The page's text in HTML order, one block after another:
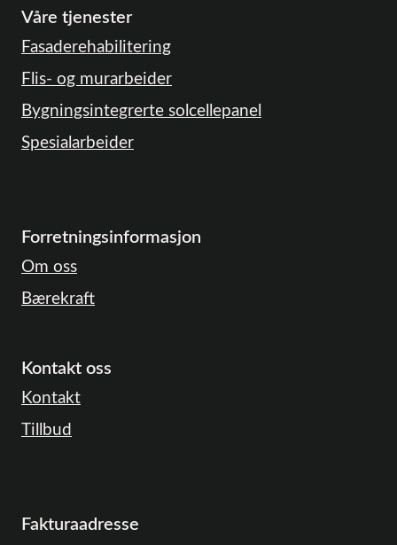
Våre tjenester
Fasaderehabilitering
Flis- og murarbeider
Bygningsintegrerte solcellepanel
Spesialarbeider
Forretningsinformasjon
Om oss
Bærekraft
Kontakt oss
Kontakt
Tillbud
Fakturaadresse